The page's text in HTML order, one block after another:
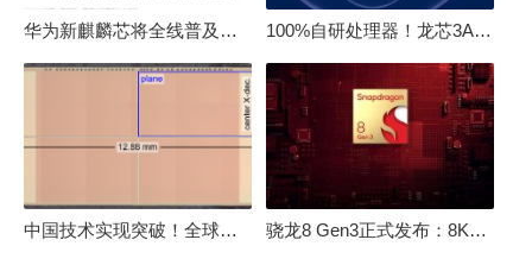
华为新麒麟芯将全线普及！高中低端全面采用 改写竞争格局 100%自研处理器！龙芯3A6000评测：与10代酷睿互有胜负
中国技术实现突破！全球最先进的3D NAND存储芯片被发现 骁龙8 Gen3正式发布：8K240手游成真！AI性能飙升98％